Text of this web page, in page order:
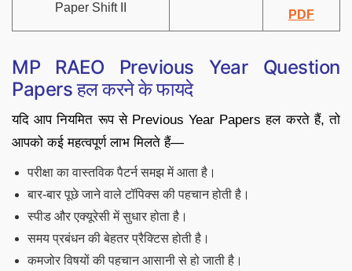
Paper Shift II
PDF
MP RAEO Previous Year Question
Papers हल करने के फायदे
यदि आप नियमित रूप से Previous Year Papers हल करते हैं, तो
आपको कई महत्वपूर्ण लाभ मिलते हैं—
परीक्षा का वास्तविक पैटर्न समझ में आता है।
बार-बार पूछे जाने वाले टॉपिक्स की पहचान होती है।
स्पीड और एक्यूरेसी में सुधार होता है।
समय प्रबंधन की बेहतर प्रैक्टिस होती है।
कमजोर विषयों की पहचान आसानी से हो जाती है।